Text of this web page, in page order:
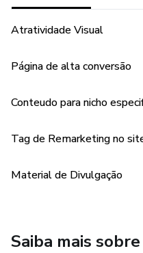
Atratividade Visual
Página de alta conversão
Conteudo para nicho
Tag de Remarketing no
Material de Divulgação
Saiba mais